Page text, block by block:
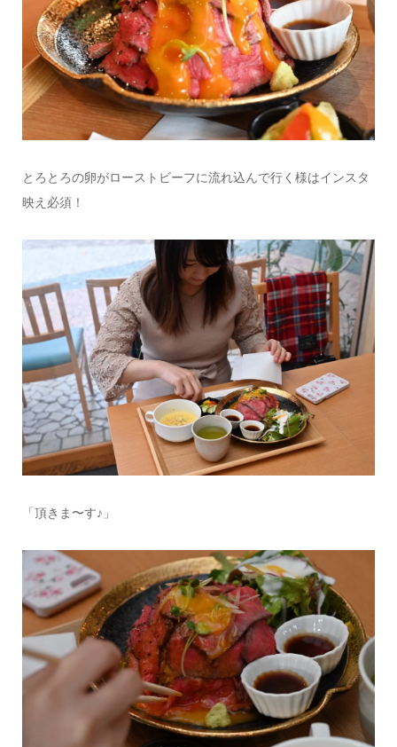
とろとろの卵がローストビーフに流れ込んで行く様はインスタ
映え必須！
「頂きま〜す♪」